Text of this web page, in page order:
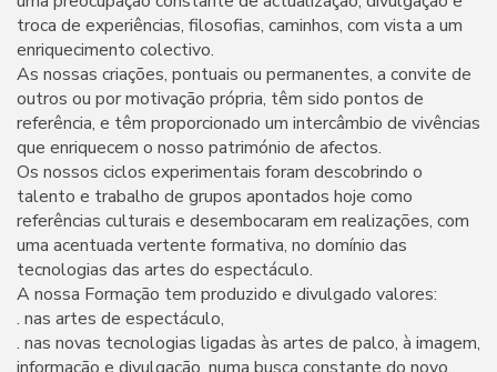
troca de experiências, filosofias, caminhos, com vista a um
enriquecimento colectivo.
As nossas criações, pontuais ou permanentes, a convite de
outros ou por motivação própria, têm sido pontos de
referência, e têm proporcionado um intercâmbio de vivências
que enriquecem o nosso património de afectos.
Os nossos ciclos experimentais foram descobrindo o
talento e trabalho de grupos apontados hoje como
referências culturais e desembocaram em realizações, com
uma acentuada vertente formativa, no domínio das
tecnologias das artes do espectáculo.
A nossa Formação tem produzido e divulgado valores:
. nas artes de espectáculo,
. nas novas tecnologias ligadas às artes de palco, à imagem,